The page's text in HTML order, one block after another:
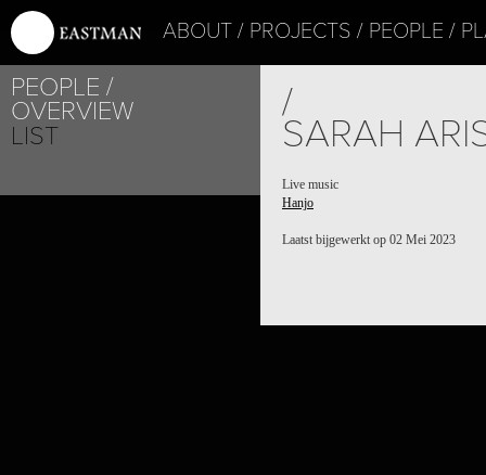
ABOUT PROJECTS PEOPLE
PEOPLE
OVERVIEW
LIST
/
SARAH
Live music
Hanjo
Laatst bijgewerkt op 02 Mei 2023